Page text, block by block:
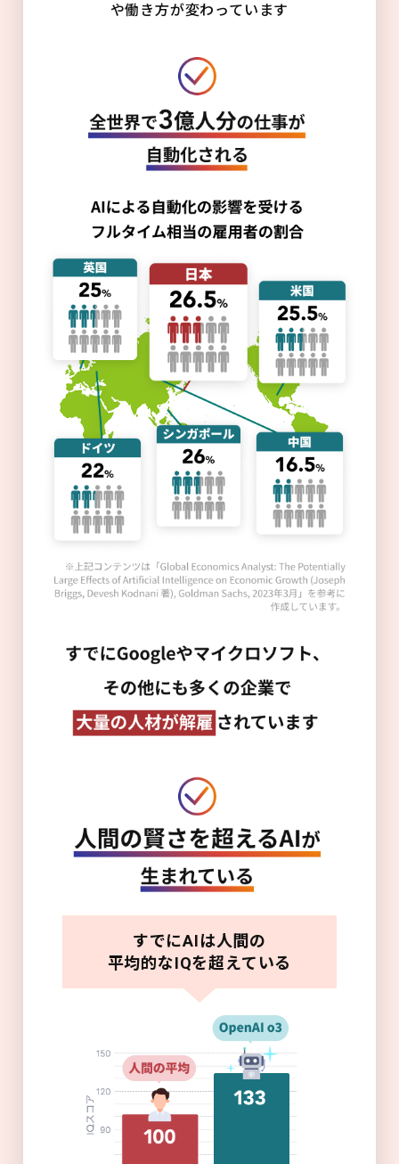
や働き方が変わっています
すでにAIは人間の
平均的なIQを超えている